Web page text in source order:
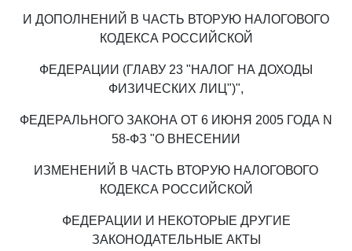
И ДОПОЛНЕНИЙ В ЧАСТЬ ВТОРУЮ НАЛОГОВОГО
КОДЕКСА РОССИЙСКОЙ
ФЕДЕРАЦИИ (ГЛАВУ 23 "НАЛОГ НА ДОХОДЫ
ФИЗИЧЕСКИХ ЛИЦ")",
ФЕДЕРАЛЬНОГО ЗАКОНА ОТ 6 ИЮНЯ 2005 ГОДА N
58-ФЗ "О ВНЕСЕНИИ
ИЗМЕНЕНИЙ В ЧАСТЬ ВТОРУЮ НАЛОГОВОГО
КОДЕКСА РОССИЙСКОЙ
ФЕДЕРАЦИИ И НЕКОТОРЫЕ ДРУГИЕ
ЗАКОНОДАТЕЛЬНЫЕ АКТЫ